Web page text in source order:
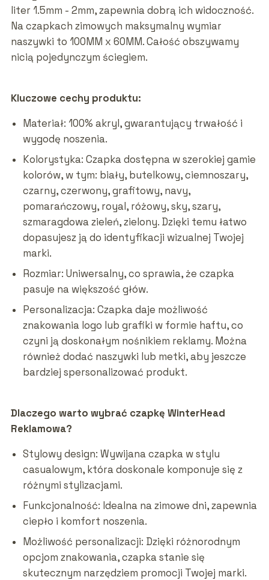
liter 1.5mm - 2mm, zapewnia dobrą ich widoczność.
Na czapkach zimowych maksymalny wymiar
naszywki to 100MM x 60MM. Całość obszywamy
nicią pojedynczym ściegiem.
Kluczowe cechy produktu:
Materiał: 100% akryl, gwarantujący trwałość i
wygodę noszenia.
Kolorystyka: Czapka dostępna w szerokiej gamie
kolorów, w tym: biały, butelkowy, ciemnoszary,
czarny, czerwony, grafitowy, navy,
pomarańczowy, royal, różowy, sky, szary,
szmaragdowa zieleń, zielony. Dzięki temu łatwo
dopasujesz ją do identyfikacji wizualnej Twojej
marki.
Rozmiar: Uniwersalny, co sprawia, że czapka
pasuje na większość głów.
Personalizacja: Czapka daje możliwość
znakowania logo lub grafiki w formie haftu, co
czyni ją doskonałym nośnikiem reklamy. Można
również dodać naszywki lub metki, aby jeszcze
bardziej spersonalizować produkt.
Dlaczego warto wybrać czapkę WinterHead
Reklamowa?
Stylowy design: Wywijana czapka w stylu
casualowym, która doskonale komponuje się z
różnymi stylizacjami.
Funkcjonalność: Idealna na zimowe dni, zapewnia
ciepło i komfort noszenia.
Możliwość personalizacji: Dzięki różnorodnym
opcjom znakowania, czapka stanie się
skutecznym narzędziem promocji Twojej marki.